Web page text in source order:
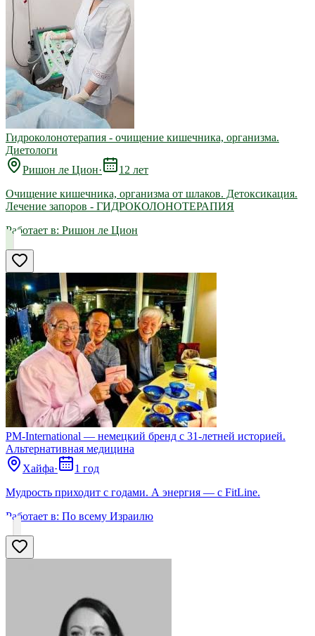
Гидроколонотерапия - очищение кишечника, организма.
Диетологи
Ришон ле Цион·
12 лет
Очищение кишечника, организма от шлаков. Детоксикация.
Лечение запоров - ГИДРОКОЛОНОТЕРАПИЯ
Работает в: Ришон ле Цион
PM-International — немецкий бренд с 31-летней историей.
Альтернативная медицина
Хайфа·
1 год
Мудрость приходит с годами. А энергия — с FitLine.
Работает в: По всему Израилю